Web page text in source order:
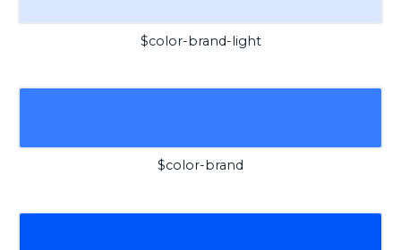
$color-brand-light
$color-brand